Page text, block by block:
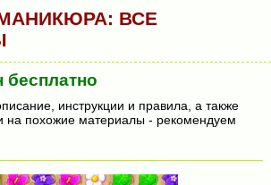
ВСЕ
бесплатно
инструкции и правила, а также
на похожие материалы - рекомендуем